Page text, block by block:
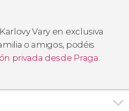
Vary en exclusiva
o amigos, podéis
privada desde Praga.